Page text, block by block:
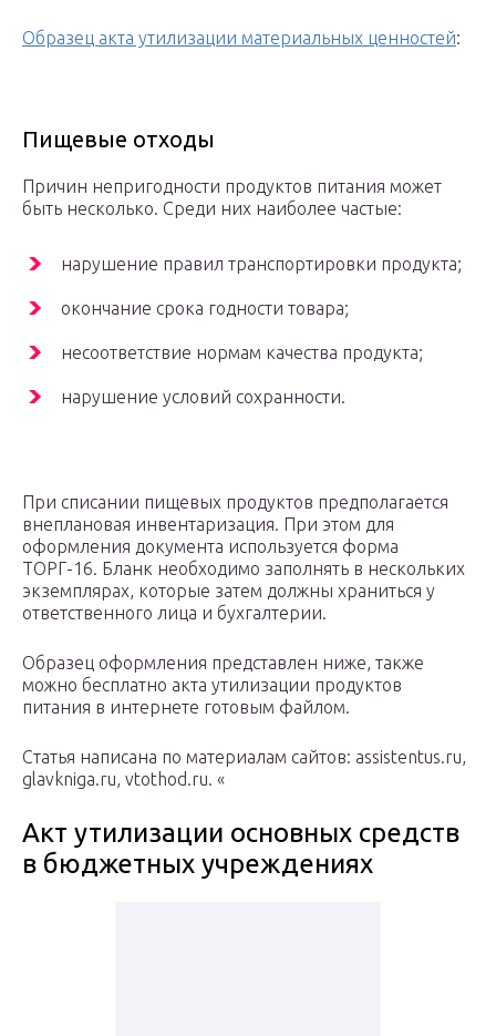
Образец акта утилизации материальных ценностей:
Пищевые отходы
Причин непригодности продуктов питания может
быть несколько. Среди них наиболее частые:
нарушение правил транспортировки продукта;
окончание срока годности товара;
несоответствие нормам качества продукта;
нарушение условий сохранности.
При списании пищевых продуктов предполагается
внеплановая инвентаризация. При этом для
оформления документа используется форма
ТОРГ-16. Бланк необходимо заполнять в нескольких
экземплярах, которые затем должны храниться у
ответственного лица и бухгалтерии.
Образец оформления представлен ниже, также
можно бесплатно акта утилизации продуктов
питания в интернете готовым файлом.
Статья написана по материалам сайтов: assistentus.ru,
glavkniga.ru, vtothod.ru. «
Акт утилизации основных средств
в бюджетных учреждениях